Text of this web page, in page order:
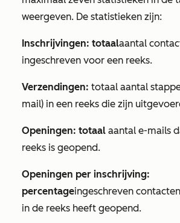
weergeven. De statistieken zijn:
Inschrijvingen: totaalaantal
ingeschreven voor een reeks.
Verzendingen: totaal aantal
mail) in een reeks die zijn
Openingen: totaal aantal e-mails
reeks is geopend.
Openingen per inschrijving:
percentageingeschreven
in de reeks heeft geopend.